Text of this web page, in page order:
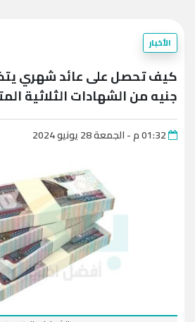
الأخبار
جنيه من الشهادات الثلاثية